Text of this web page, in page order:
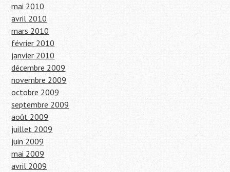
mai 2010
avril 2010
mars 2010
février 2010
janvier 2010
décembre 2009
novembre 2009
octobre 2009
septembre 2009
août 2009
juillet 2009
juin 2009
mai 2009
avril 2009